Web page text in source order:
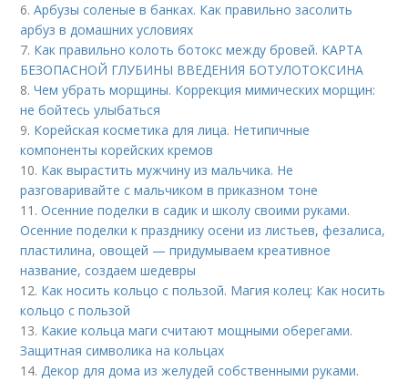
6.Арбузы соленые в банках. Как правильно засолить
арбуз в домашних условиях
7. Как правильно колоть ботокс между бровей. КАРТА
БЕЗОПАСНОЙ ГЛУБИНЫ ВВЕДЕНИЯ БОТУЛОТОКСИНА
8.Чем убрать морщины. Коррекция мимических морщин:
не бойтесь улыбаться
9. Корейская косметика для лица. Нетипичные
компоненты корейских кремов
10. Как вырастить мужчину из мальчика. Не
разговаривайте с мальчиком в приказном тоне
11.Осенние поделки в садик и школу своими руками.
Осенние поделки к празднику осени из листьев, фезалиса,
пластилина, овощей — придумываем креативное
название, создаем шедевры
12. Как носить кольцо с пользой. Магия колец: Как носить
кольцо с пользой
13. Какие кольца маги считают мощными оберегами.
Защитная символика на кольцах
14.Декор для дома из желудей собственными руками.